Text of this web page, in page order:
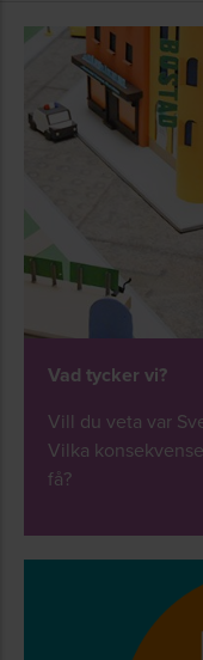
Vad tycker vi?
Vill du veta var
Vilka
få?